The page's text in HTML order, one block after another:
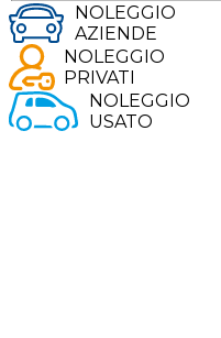
NOLEGGIO
AZIENDE
NOLEGGIO
PRIVATI
NOLEGGIO
USATO